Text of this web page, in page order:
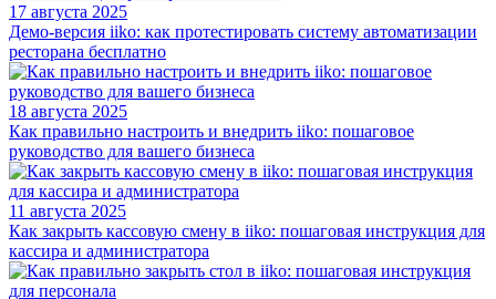
17 августа 2025
Демо-версия iiko: как протестировать систему автоматизации
ресторана бесплатно
18 августа 2025
Как правильно настроить и внедрить iiko: пошаговое
руководство для вашего бизнеса
11 августа 2025
Как закрыть кассовую смену в iiko: пошаговая инструкция для
кассира и администратора